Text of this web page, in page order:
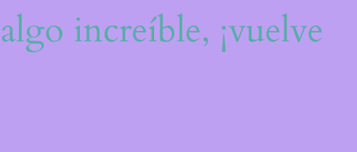
increíble, ¡vuelve